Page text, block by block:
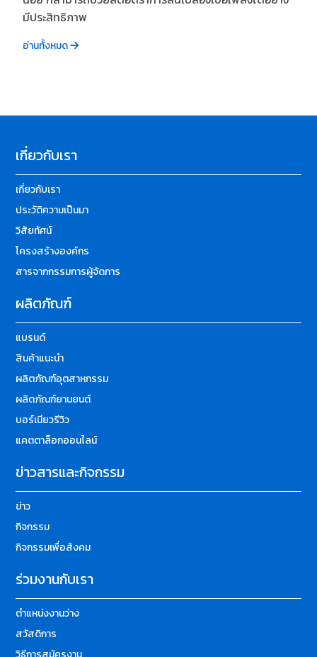
มีประสิทธิภาพ
อ่านทั้งหมด
เกี่ยวกับเรา
เกี่ยวกับเรา
ประวัติความเป็นมา
วิสัยทัศน์
โครงสร้างองค์กร
สารจากกรรมการผู้จัดการ
ผลิตภัณฑ์
แบรนด์
สินค้าแนะนำ
ผลิตภัณฑ์อุตสาหกรรม
ผลิตภัณฑ์ยานยนต์
บอร์เนียวรีวิว
แคตตาล็อกออนไลน์
ข่าวสารและกิจกรรม
ข่าว
กิจกรรม
กิจกรรมเพื่อสังคม
ร่วมงานกับเรา
ตำแหน่งงานว่าง
สวัสดิการ